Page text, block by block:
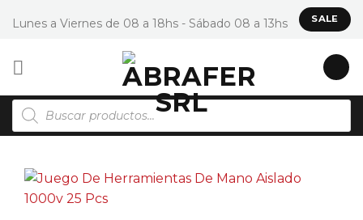
Lunes a Viernes de 08 a 18hs - Sábado 08 a 13hs SALE
Búsqueda
de
productos